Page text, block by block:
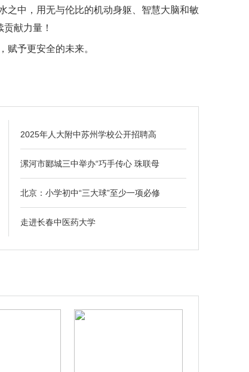
之中，用无与伦比的机动身躯、智慧大脑和敏
献力量！
予更安全的未来。
2025年人大附中苏州学校公开招聘高
漯河市郾城三中举办“巧手传心 珠联母
北京：小学初中“三大球”至少一项必修
走进长春中医药大学